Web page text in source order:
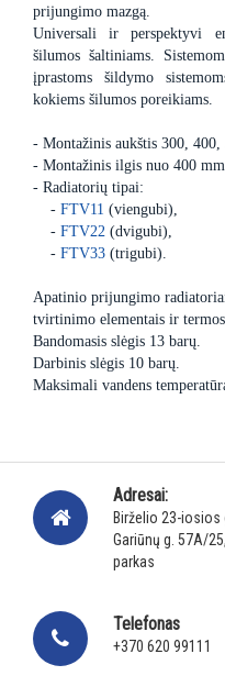
prijungimo mazgą.
Universali ir perspektyvi
šilumos šaltiniams.
įprastoms šildymo
kokiems šilumos poreikiams.
- Montažinis aukštis 300,
- Montažinis ilgis nuo 400
- Radiatorių tipai:
- FTV11 (viengubi),
- FTV22 (dvigubi),
- FTV33 (trigubi).
Apatinio prijungimo
tvirtinimo elementais ir
Bandomasis slėgis 13 barų.
Darbinis slėgis 10 barų.
Maksimali vandens
Adresai:
Birželio 23-iosios
Gariūnų g. 57A/
parkas
Telefonas
+370 620 99111